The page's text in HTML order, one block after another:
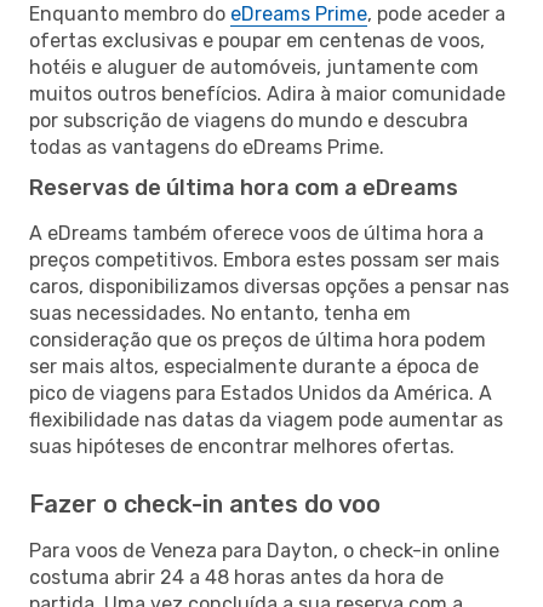
Enquanto membro do eDreams Prime, pode aceder a
ofertas exclusivas e poupar em centenas de voos,
hotéis e aluguer de automóveis, juntamente com
muitos outros benefícios. Adira à maior comunidade
por subscrição de viagens do mundo e descubra
todas as vantagens do eDreams Prime.
Reservas de última hora com a eDreams
A eDreams também oferece voos de última hora a
preços competitivos. Embora estes possam ser mais
caros, disponibilizamos diversas opções a pensar nas
suas necessidades. No entanto, tenha em
consideração que os preços de última hora podem
ser mais altos, especialmente durante a época de
pico de viagens para Estados Unidos da América. A
flexibilidade nas datas da viagem pode aumentar as
suas hipóteses de encontrar melhores ofertas.
Fazer o check-in antes do voo
Para voos de Veneza para Dayton, o check-in online
costuma abrir 24 a 48 horas antes da hora de